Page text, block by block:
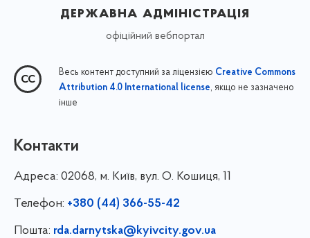
державна адміністрація
офіційний вебпортал
Весь контент доступний за ліцензією Creative Commons
Attribution 4.0 International license, якщо не зазначено
інше
Контакти
Адреса: 02068, м. Київ, вул. О. Кошиця, 11
Телефон: +380 (44) 366-55-42
Пошта: rda.darnytska@kyivcity.gov.ua